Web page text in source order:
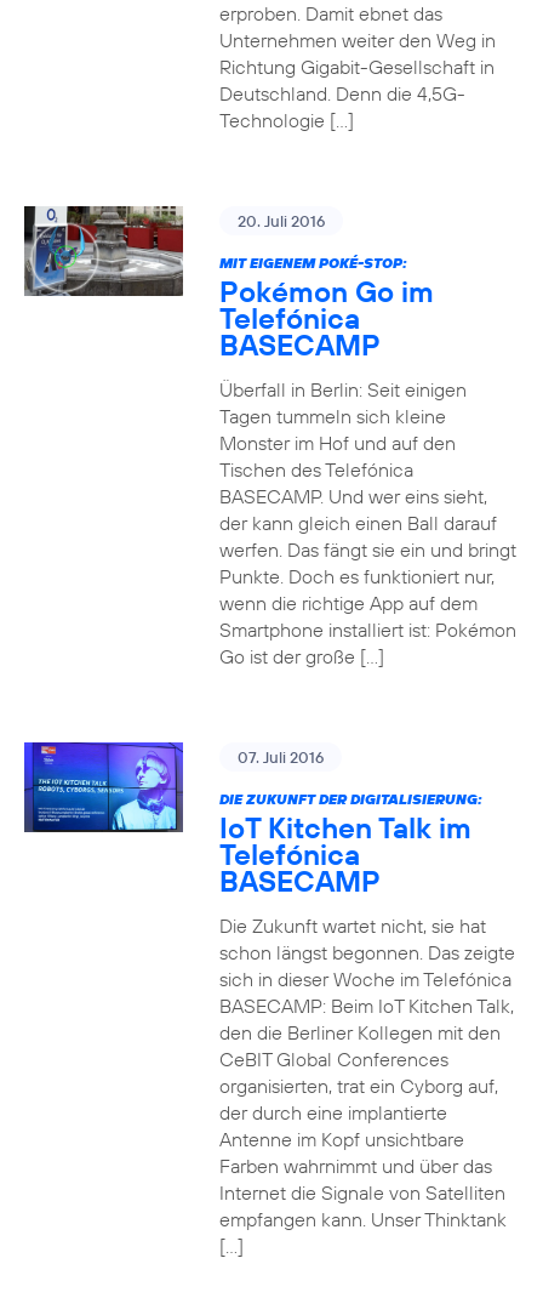
erproben. Damit ebnet das
Unternehmen weiter den Weg in
Richtung Gigabit-Gesellschaft in
Deutschland. Denn die 4,5G-
Technologie […]
20. Juli 2016
MIT EIGENEM POKÉ-STOP:
Pokémon Go im
Telefónica
BASECAMP
Überfall in Berlin: Seit einigen
Tagen tummeln sich kleine
Monster im Hof und auf den
Tischen des Telefónica
BASECAMP. Und wer eins sieht,
der kann gleich einen Ball darauf
werfen. Das fängt sie ein und bringt
Punkte. Doch es funktioniert nur,
wenn die richtige App auf dem
Smartphone installiert ist: Pokémon
Go ist der große […]
07. Juli 2016
DIE ZUKUNFT DER DIGITALISIERUNG:
IoT Kitchen Talk im
Telefónica
BASECAMP
Die Zukunft wartet nicht, sie hat
schon längst begonnen. Das zeigte
sich in dieser Woche im Telefónica
BASECAMP: Beim IoT Kitchen Talk,
den die Berliner Kollegen mit den
CeBIT Global Conferences
organisierten, trat ein Cyborg auf,
der durch eine implantierte
Antenne im Kopf unsichtbare
Farben wahrnimmt und über das
Internet die Signale von Satelliten
empfangen kann. Unser Thinktank
[…]